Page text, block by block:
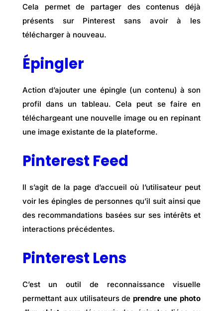
Cela permet de partager des contenus déjà
présents sur Pinterest sans avoir à les
télécharger à nouveau.
Épingler
Action d’ajouter une épingle (un contenu) à son
profil dans un tableau. Cela peut se faire en
téléchargeant une nouvelle image ou en repinant
une image existante de la plateforme.
Pinterest Feed
Il s’agit de la page d’accueil où l’utilisateur peut
voir les épingles de personnes qu’il suit ainsi que
des recommandations basées sur ses intérêts et
interactions précédentes.
Pinterest Lens
C’est un outil de reconnaissance visuelle
permettant aux utilisateurs de prendre une photo